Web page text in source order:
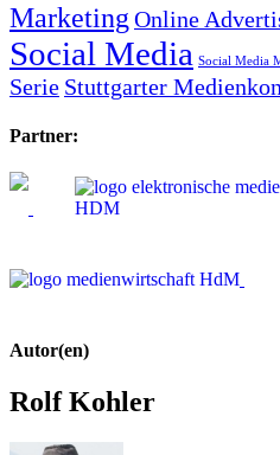
Marketing Online
Social Media Social Media
Serie Stuttgarter
Partner:
Autor(en)
Rolf Kohler